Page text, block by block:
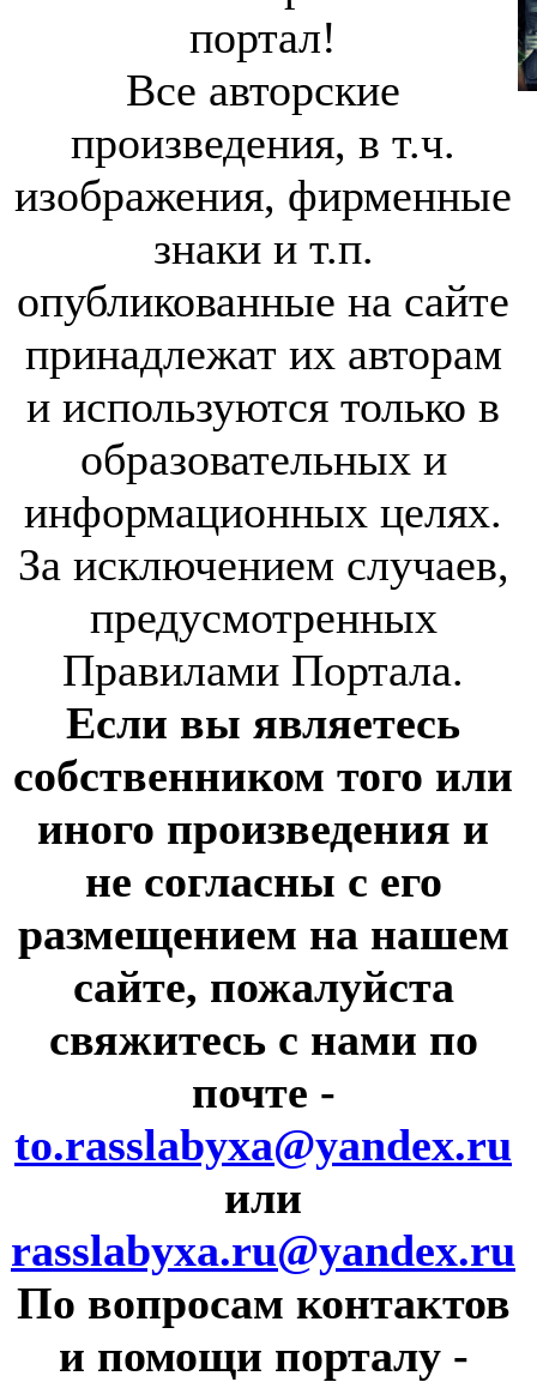
портал!
Все авторские
произведения, в т.ч.
изображения, фирменные
знаки и т.п.
опубликованные на сайте
принадлежат их авторам
и используются только в
образовательных и
информационных целях.
За исключением случаев,
предусмотренных
Правилами Портала.
Если вы являетесь
собственником того или
иного произведения и
не согласны с его
размещением на нашем
сайте, пожалуйста
свяжитесь с нами по
почте -
to.rasslabyxa@yandex.ru
или
rasslabyxa.ru@yandex.ru
По вопросам контактов
и помощи порталу -